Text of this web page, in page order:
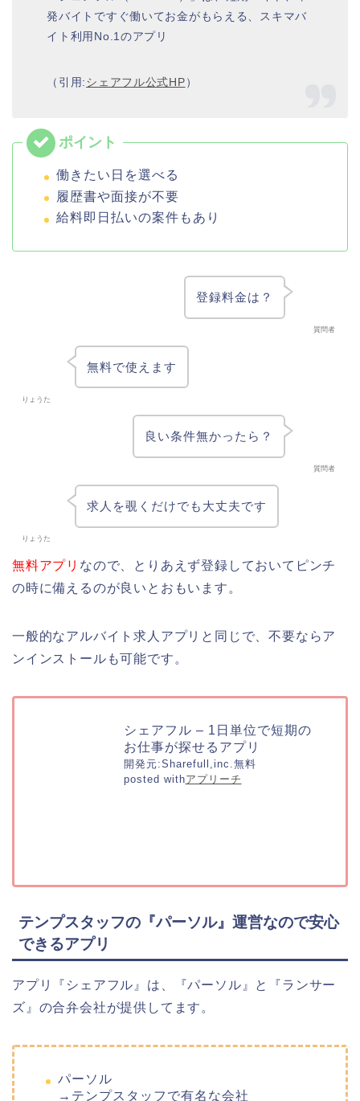
発バイトですぐ働いてお金がもらえる、スキマバ
イト利用No.1のアプリ
（引用:シェアフル公式HP）
働きたい日を選べる
履歴書や面接が不要
給料即日払いの案件もあり
質問者
登録料金は？
りょうた
無料で使えます
質問者
良い条件無かったら？
りょうた
求人を覗くだけでも大丈夫です
無料アプリ なので、とりあえず登録しておいてピンチ
の時に備えるのが良いとおもいます。
一般的なアルバイト求人アプリと同じで、不要ならア
ンインストールも可能です。
シェアフル – 1日単位で短期の
お仕事が探せるアプリ
開発元:Sharefull,inc. 無料
posted withアプリーチ
テンプスタッフの『パーソル』運営なので安心
できるアプリ
アプリ『シェアフル』は、『パーソル』と『ランサー
ズ』の合弁会社が提供してます。
パーソル
→テンプスタッフで有名な会社